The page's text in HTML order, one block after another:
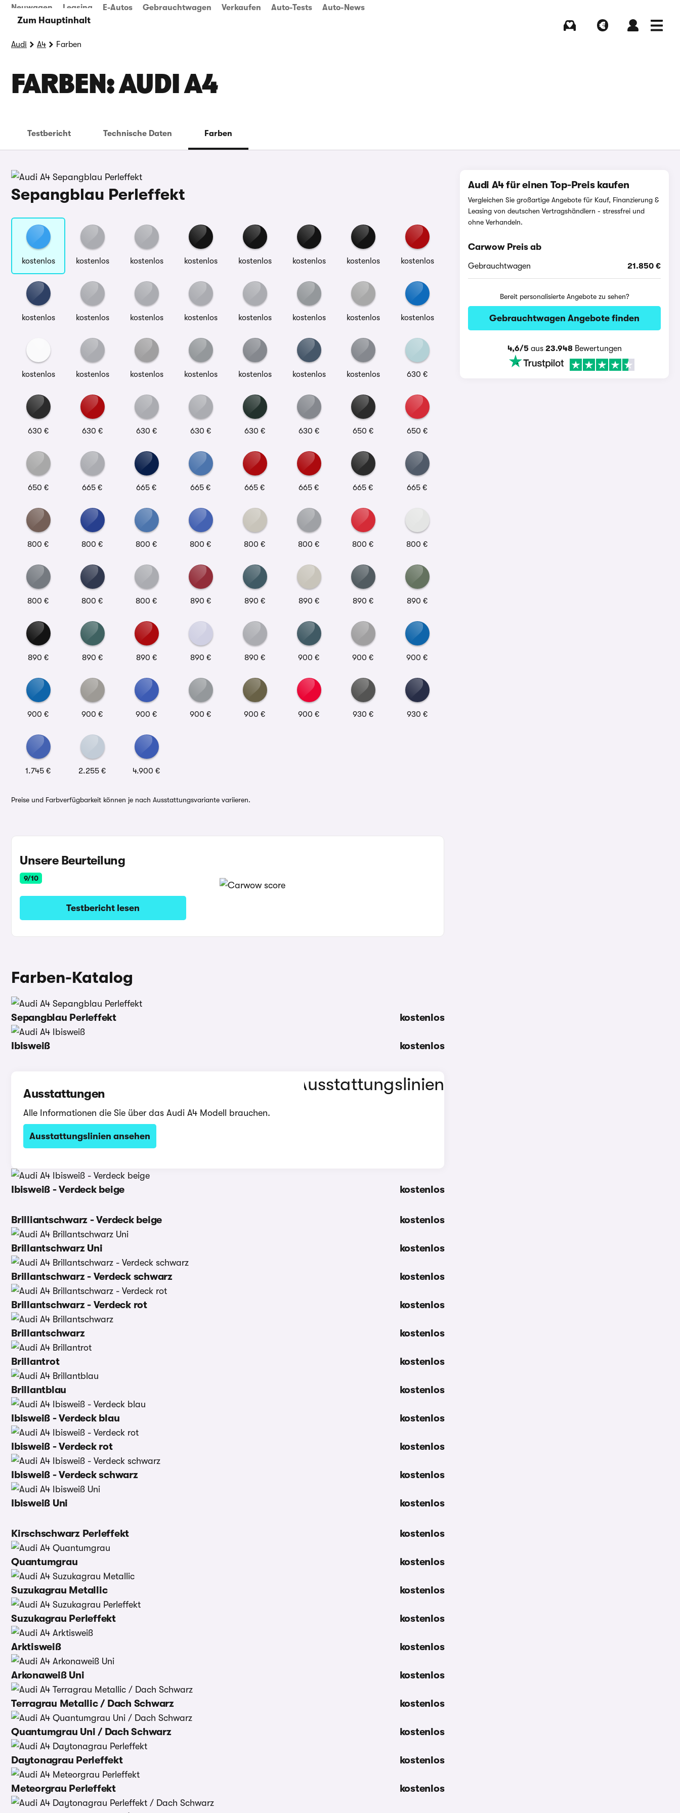
Zum Hauptinhalt
Neuwagen Leasing E-Autos Gebrauchtwagen Verkaufen Auto-Tests Auto-News
Audi A4 Farben
FARBEN: AUDI A4
Testbericht Technische Daten Farben
Sepangblau Perleffekt
kostenlos kostenlos kostenlos kostenlos kostenlos kostenlos kostenlos kostenlos
kostenlos kostenlos kostenlos kostenlos kostenlos kostenlos kostenlos kostenlos
kostenlos kostenlos kostenlos kostenlos kostenlos kostenlos kostenlos 630 €
630 € 630 € 630 € 630 € 630 € 630 € 650 € 650 €
650 € 665 € 665 € 665 € 665 € 665 € 665 € 665 €
800 € 800 € 800 € 800 € 800 € 800 € 800 € 800 €
800 € 800 € 800 € 890 € 890 € 890 € 890 € 890 €
890 € 890 € 890 € 890 € 890 € 900 € 900 € 900 €
900 € 900 € 900 € 900 € 900 € 900 € 930 € 930 €
1.745 € 2.255 € 4.900 €
Preise und Farbverfügbarkeit können je nach Ausstattungsvariante variieren.
Unsere Beurteilung
9/10
Testbericht lesen
Farben-Katalog
Sepangblau Perleffekt kostenlos
Ibisweiß kostenlos
Ausstattungen
Alle Informationen die Sie über das Audi A4 Modell brauchen.
Ausstattungslinien ansehen
Ibisweiß - Verdeck beige kostenlos
Brilliantschwarz - Verdeck beige kostenlos
Brillantschwarz Uni kostenlos
Brillantschwarz - Verdeck schwarz kostenlos
Brillantschwarz - Verdeck rot kostenlos
Brillantschwarz kostenlos
Brillantrot kostenlos
Brillantblau kostenlos
Ibisweiß - Verdeck blau kostenlos
Ibisweiß - Verdeck rot kostenlos
Ibisweiß - Verdeck schwarz kostenlos
Ibisweiß Uni kostenlos
Kirschschwarz Perleffekt kostenlos
Quantumgrau kostenlos
Suzukagrau Metallic kostenlos
Suzukagrau Perleffekt kostenlos
Arktisweiß kostenlos
Arkonaweiß Uni kostenlos
Terragrau Metallic / Dach Schwarz kostenlos
Quantumgrau Uni / Dach Schwarz kostenlos
Daytonagrau Perleffekt kostenlos
Meteorgrau Perleffekt kostenlos
Audi A4 für einen Top-Preis kaufen
Vergleichen Sie großartige Angebote für Kauf, Finanzierung &
Leasing von deutschen Vertragshändlern - stressfrei und
ohne Verhandeln.
Carwow Preis ab
Gebrauchtwagen 21.850 €
Bereit personalisierte Angebote zu sehen?
Gebrauchtwagen Angebote finden
4,6/5aus 23.948Bewertungen